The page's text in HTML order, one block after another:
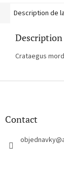
Description de
Crataegus
P
Contact
objednavky@